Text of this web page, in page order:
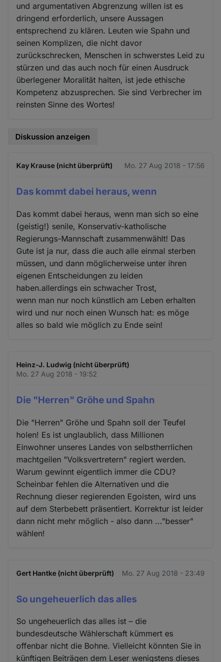
und argumentativen Abgrenzung willen ist es
dringend erforderlich, unsere Aussagen
entsprechend zu klären. Leuten wie Spahn und
seinen Komplizen, die nicht davor
zurückschrecken, Menschen in schwerstes Leid zu
stürzen und das auch noch für einen Ausdruck
überlegener Moralität halten, ist jede ethische
Kompetenz abzusprechen. Sie sind Verbrecher im
reinsten Sinne des Wortes!
Diskussion anzeigen
Kay Krause (nicht überprüft) Mo. 27 Aug 2018 - 17:56
Das kommt dabei heraus, wenn
Das kommt dabei heraus, wenn man sich so eine
(geistig!) senile, Konservativ-katholische
Regierungs-Mannschaft zusammenwählt! Das
Gute ist ja nur, dass die auch alle einmal sterben
müssen, und dann möglicherweise unter ihren
eigenen Entscheidungen zu leiden
haben.allerdings ein schwacher Trost,
wenn man nur noch künstlich am Leben erhalten
wird und nur noch einen Wunsch hat: es möge
alles so bald wie möglich zu Ende sein!
Heinz-J. Ludwig (nicht überprüft)
Mo. 27 Aug 2018 - 19:52
Die "Herren" Gröhe und Spahn
Die "Herren" Gröhe und Spahn soll der Teufel
holen! Es ist unglaublich, dass Millionen
Einwohner unseres Landes von selbstherrlichen
machtgeilen "Volksvertretern" regiert werden.
Warum gewinnt eigentlich immer die CDU?
Scheinbar fehlen die Alternativen und die
Rechnung dieser regierenden Egoisten, wird uns
auf dem Sterbebett präsentiert. Korrektur ist leider
dann nicht mehr möglich - also dann ..."besser"
wählen!
Gert Hantke (nicht überprüft) Mo. 27 Aug 2018 - 23:49
So ungeheuerlich das alles
So ungeheuerlich das alles ist – die
bundesdeutsche Wählerschaft kümmert es
offenbar nicht die Bohne. Vielleicht könnten Sie in
künftigen Beiträgen dem Leser wenigstens dieses